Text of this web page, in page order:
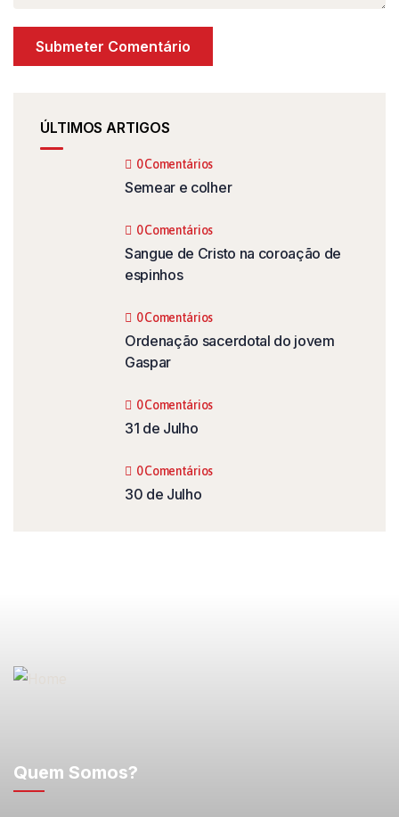
ÚLTIMOS ARTIGOS
0 Comentários
Semear e colher
0 Comentários
Sangue de Cristo na coroação de
espinhos
0 Comentários
Ordenação sacerdotal do jovem
Gaspar
0 Comentários
31 de Julho
0 Comentários
30 de Julho
Quem Somos?